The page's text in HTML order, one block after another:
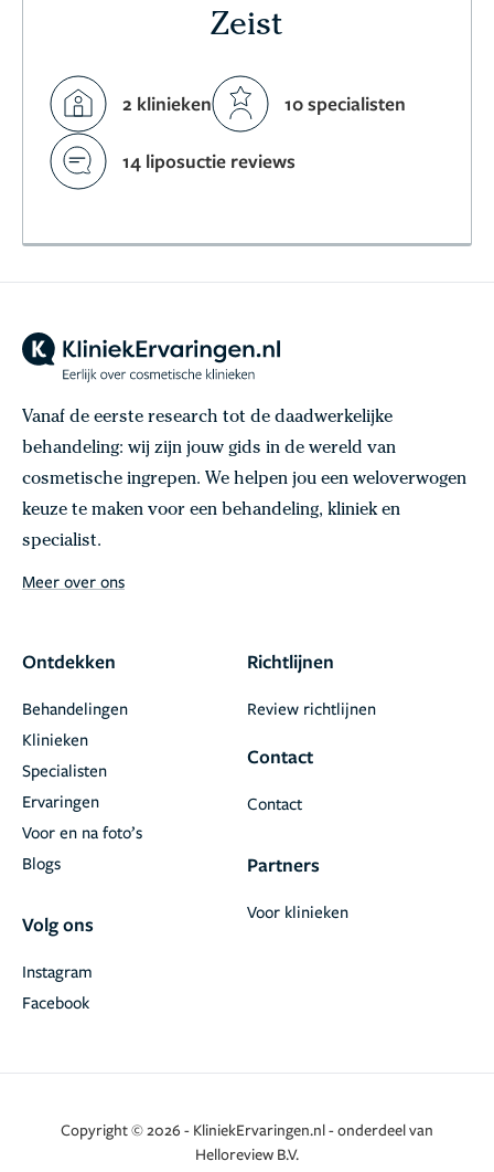
Zeist
2 klinieken 10 specialisten
14 liposuctie reviews
Vanaf de eerste research tot de daadwerkelijke
behandeling: wij zijn jouw gids in de wereld van
cosmetische ingrepen. We helpen jou een weloverwogen
keuze te maken voor een behandeling, kliniek en
specialist.
Meer over ons
Ontdekken
Behandelingen
Klinieken
Specialisten
Ervaringen
Voor en na foto’s
Blogs
Volg ons
Facebook
Instagram
Richtlijnen
Review richtlijnen
Contact
Contact
Partners
Voor klinieken
Copyright © 2026 - KliniekErvaringen.nl - onderdeel van
Helloreview B.V.